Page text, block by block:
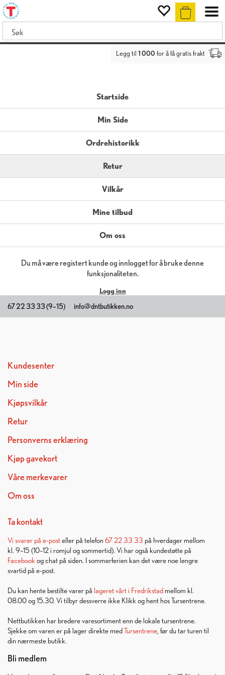
Legg til 1 000 for å få gratis frakt
Startside
Min Side
Ordrehistorikk
Retur
Vilkår
Mine tilbud
Om oss
Du må være registert kunde og innlogget for å bruke denne
funksjonaliteten.
Logg inn
67 22 33 33 (9–15) info@dntbutikken.no
Kundesenter
Min side
Kjøpsvilkår
Retur
Personverns erklæring
Kjøp gavekort
Våre merkevarer
Om oss
Ta kontakt
Vi svarer på e-posteller på telefon 67 22 33 33 på hverdager mellom
kl. 9–15 (10–12 i romjul og sommertid). Vi har også kundestøtte på
Facebook og chat på siden. I sommerferien kan det være noe lengre
svartid på e-post.
Du kan hente bestilte varer på lageret vårt i Fredrikstad mellom kl.
08.00 og 15.30. Vi tilbyr dessverre ikke Klikk og hent hos Tursentrene.
Nettbutikken har bredere varesortiment enn de lokale tursentrene.
Sjekke om varen er på lager direkte medTursentrene, før du tar turen til
din nærmeste butikk.
Bli medlem